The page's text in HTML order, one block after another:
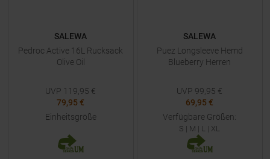
SALEWA
Pedroc Active 16L Rucksack
Olive Oil
UVP 119,95 €
79,95 €
Einheitsgröße
SALEWA
Puez Longsleeve Hemd
Blueberry Herren
UVP 99,95 €
69,95 €
Verfügbare Größen:
S | M | L | XL